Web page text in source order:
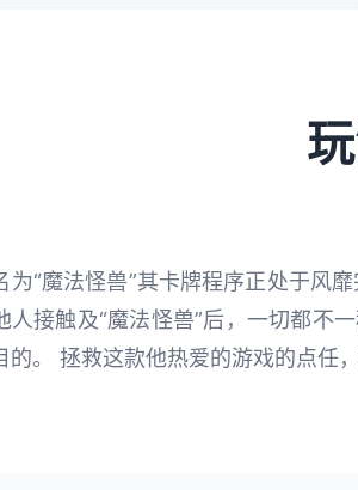
为“魔法怪兽”其卡牌程序正处于风
人接触及“魔法怪兽”后，一切都不
的。 拯救这款他热爱的游戏的点任